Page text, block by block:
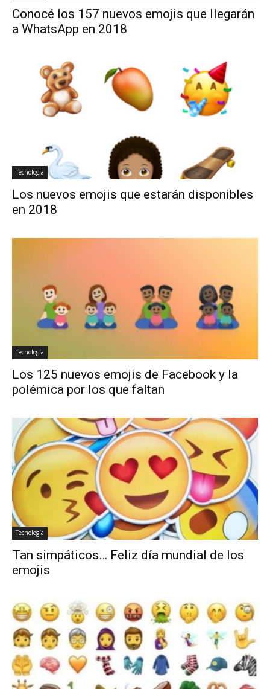
Conocé los 157 nuevos emojis que llegarán
a WhatsApp en 2018
Tecnología
Los nuevos emojis que estarán disponibles
en 2018
Tecnología
Los 125 nuevos emojis de Facebook y la
polémica por los que faltan
Tecnología
Tan simpáticos… Feliz día mundial de los
emojis